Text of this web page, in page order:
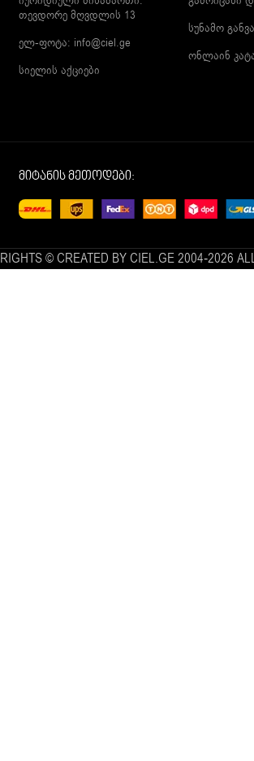
თევდორე მღვდლის 13
ელ-ფოტა: info@ciel.ge
სიელის აქციები
სუნამო
ონლაინ
მიტანის მეთოდები:
© CREATED BY CIEL.GE 2004-2026